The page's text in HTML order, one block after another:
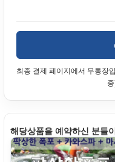
최종 결제 페이지에서 무통장
해당상품을 예약하신 분들